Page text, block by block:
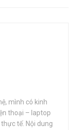
mình có kinh
thoại – laptop
tế. Nội dung